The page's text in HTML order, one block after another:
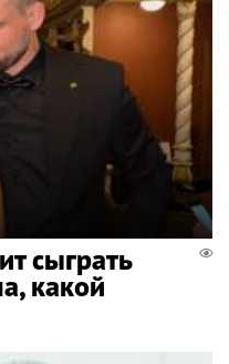
сыграть
какой